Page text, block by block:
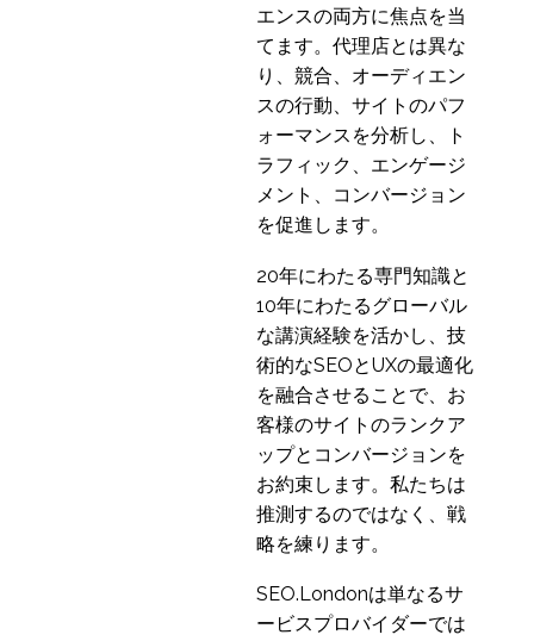
エンスの両方に焦点を当
てます。代理店とは異な
り、競合、オーディエン
スの行動、サイトのパフ
ォーマンスを分析し、ト
ラフィック、エンゲージ
メント、コンバージョン
を促進します。
20年にわたる専門知識と
10年にわたるグローバル
な講演経験を活かし、技
術的なSEOとUXの最適化
を融合させることで、お
客様のサイトのランクア
ップとコンバージョンを
お約束します。私たちは
推測するのではなく、戦
略を練ります。
SEO.Londonは単なるサ
ービスプロバイダーでは